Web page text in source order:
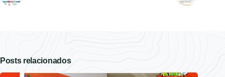
Posts relacionados